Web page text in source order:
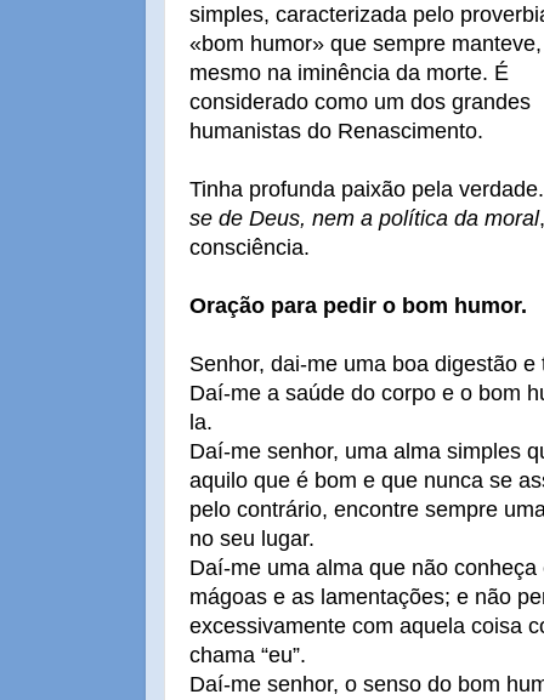
simples, caracterizada pelo
«bom humor» que sempre manteve,
mesmo na iminência da morte. É
considerado como um dos grandes
humanistas do Renascimento.
Tinha profunda paixão pela
se de Deus, nem a política da moral
consciência.
Oração para pedir o bom humor.
Senhor, dai-me uma boa digestão
Daí-me a saúde do corpo e o bom
la.
Daí-me senhor, uma alma simples
aquilo que é bom e que nunca se
pelo contrário, encontre sempre
no seu lugar.
Daí-me uma alma que não
mágoas e as lamentações; e não
excessivamente com aquela coisa
chama “eu”.
Daí-me senhor, o senso do bom